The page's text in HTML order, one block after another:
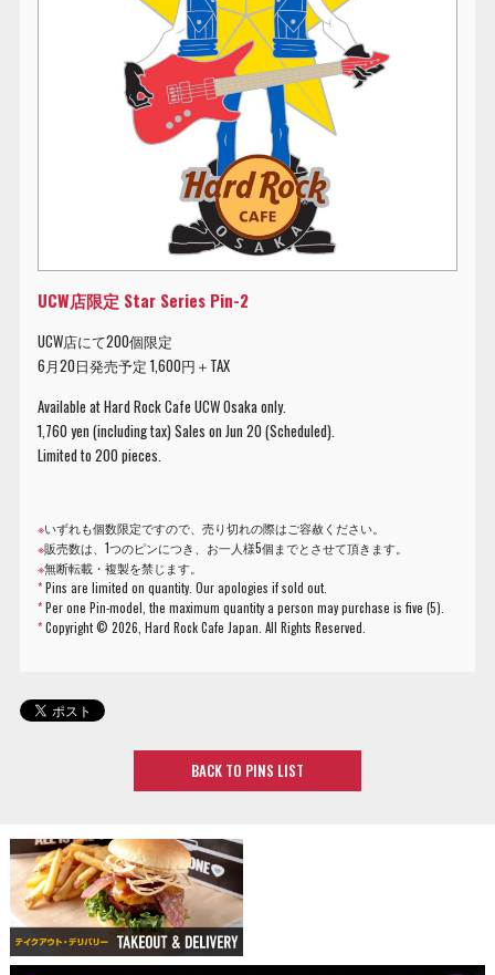
UCW店限定 Star Series Pin-2
UCW店にて200個限定
6月20日発売予定 1,600円＋TAX
Available at Hard Rock Cafe UCW Osaka only.
1,760 yen (including tax) Sales on Jun 20 (Scheduled).
Limited to 200 pieces.
※いずれも個数限定ですので、売り切れの際はご容赦ください。
※販売数は、1つのピンにつき、お一人様5個までとさせて頂きます。
※無断転載・複製を禁じます。
*Pins are limited on quantity. Our apologies if sold out.
*Per one Pin-model, the maximum quantity a person may purchase is five (5).
*Copyright ©2026, Hard Rock Cafe Japan. All Rights Reserved.
BACK TO PINS LIST